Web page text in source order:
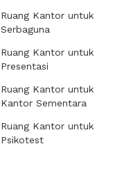
Ruang Kantor untuk
Serbaguna
Ruang Kantor untuk
Presentasi
Ruang Kantor untuk
Kantor Sementara
Ruang Kantor untuk
Psikotest